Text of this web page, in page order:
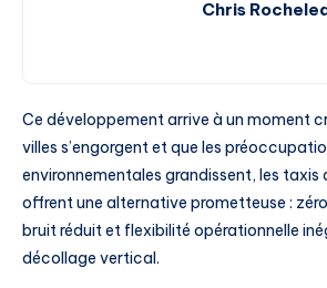
Chris
Ce développement arrive à un moment
villes s’engorgent et que les
environnementales grandissent, les taxis
offrent une alternative prometteuse :
bruit réduit et flexibilité opérationnelle
décollage vertical.